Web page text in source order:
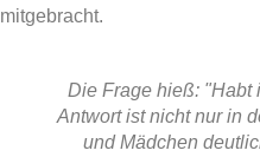
mitgebracht.
Die Frage hieß: "Habt
Antwort ist nicht nur in
und Mädchen